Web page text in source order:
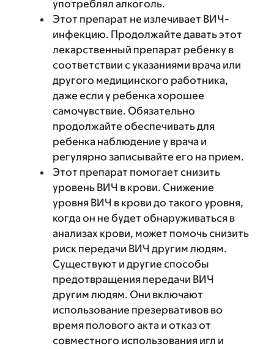
употреблял алкоголь.
Этот препарат не излечивает ВИЧ-
инфекцию. Продолжайте давать этот
лекарственный препарат ребенку в
соответствии с указаниями врача или
другого медицинского работника,
даже если у ребенка хорошее
самочувствие. Обязательно
продолжайте обеспечивать для
ребенка наблюдение у врача и
регулярно записывайте его на прием.
Этот препарат помогает снизить
уровень ВИЧ в крови. Снижение
уровня ВИЧ в крови до такого уровня,
когда он не будет обнаруживаться в
анализах крови, может помочь снизить
риск передачи ВИЧ другим людям.
Существуют и другие способы
предотвращения передачи ВИЧ
другим людям. Они включают
использование презервативов во
время полового акта и отказ от
совместного использования игл и